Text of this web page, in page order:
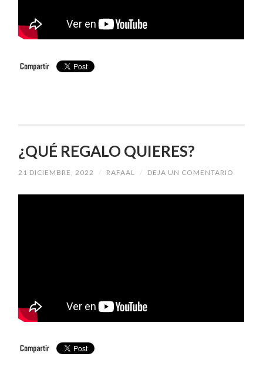
¿QUÉ REGALO QUIERES?
21 DICIEMBRE, 2022 / RAFAAL / DEJA UN COMENTARIO